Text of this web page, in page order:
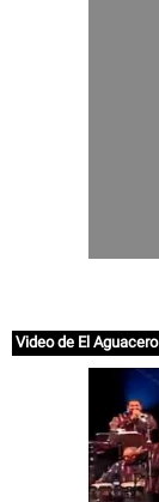
Video de El Aguacero